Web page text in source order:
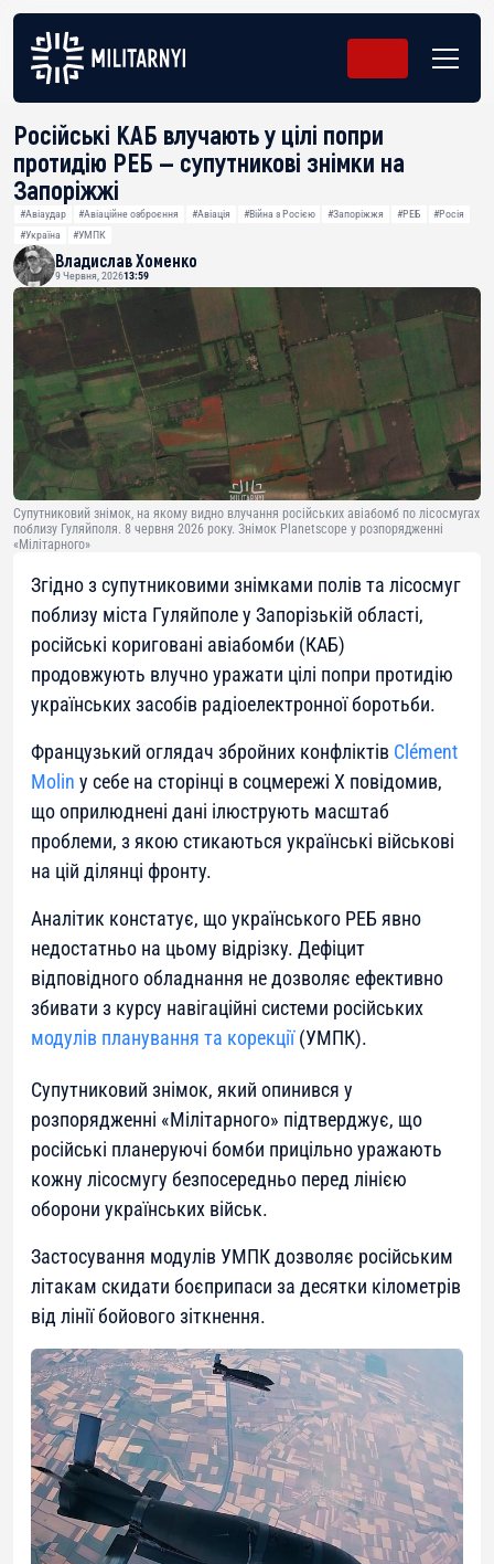
Російські КАБ влучають у цілі попри
протидію РЕБ — супутникові знімки на
Запоріжжі
#Авіаудар #Авіаційне озброєння #Авіація #Війна з Росією #Запоріжжя #РЕБ
#Росія
#Україна
#УМПК
Владислав Хоменко
9 Червня, 202613:59
Супутниковий знімок, на якому видно влучання російських авіабомб по лісосмугах
поблизу Гуляйполя. 8 червня 2026 року. Знімок Planetscope у розпорядженні
«Мілітарного»
Згідно з супутниковими знімками полів та лісосмуг
поблизу міста Гуляйполе у Запорізькій області,
російські кориговані авіабомби (КАБ)
продовжують влучно уражати цілі попри протидію
українських засобів радіоелектронної боротьби.
Французький оглядач збройних конфліктів Clément
Molin у себе на сторінці в соцмережі X повідомив,
що оприлюднені дані ілюструють масштаб
проблеми, з якою стикаються українські військові
на цій ділянці фронту.
Аналітик констатує, що українського РЕБ явно
недостатньо на цьому відрізку. Дефіцит
відповідного обладнання не дозволяє ефективно
збивати з курсу навігаційні системи російських
модулів планування та корекції(УМПК).
Супутниковий знімок, який опинився у
розпорядженні «Мілітарного» підтверджує, що
російські планеруючі бомби прицільно уражають
кожну лісосмугу безпосередньо перед лінією
оборони українських військ.
Застосування модулів УМПК дозволяє російським
літакам скидати боєприпаси за десятки кілометрів
від лінії бойового зіткнення.